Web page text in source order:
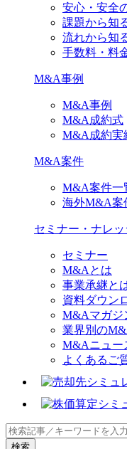
安心・安全
課題から知
流れから知
手数料・料
M&A事例
M&A事例
M&A成約式
M&A成約実
M&A案件
M&A案件一
海外M&A案
セミナー・ナレッ
セミナー
M&Aとは
事業承継と
資料ダウン
M&Aマガジ
業界別の
M&Aニュー
よくあるご